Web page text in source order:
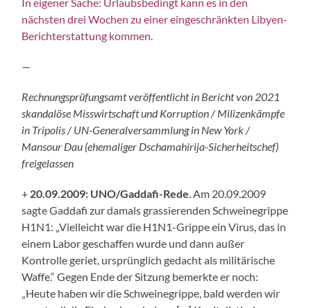
In eigener Sache: Urlaubsbedingt kann es in den
nächsten drei Wochen zu einer eingeschränkten Libyen-
Berichterstattung kommen.
—
Rechnungsprüfungsamt veröffentlicht in Bericht von 2021
skandalöse Misswirtschaft und Korruption / Milizenkämpfe
in Tripolis / UN-Generalversammlung in New York /
Mansour Dau (ehemaliger Dschamahirija-Sicherheitschef)
freigelassen
+ 20.09.2009: UNO/Gaddafi-Rede. Am 20.09.2009
sagte Gaddafi zur damals grassierenden Schweinegrippe
H1N1: „Vielleicht war die H1N1-Grippe ein Virus, das in
einem Labor geschaffen wurde und dann außer
Kontrolle geriet, ursprünglich gedacht als militärische
Waffe.“ Gegen Ende der Sitzung bemerkte er noch:
„Heute haben wir die Schweinegrippe, bald werden wir